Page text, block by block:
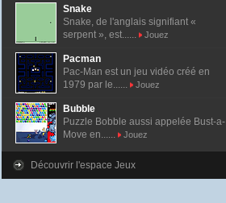
Snake
Snake, de l'anglais signifiant «
serpent », est......
Jouez
Pacman
Pac-Man est un jeu vidéo créé en
1979 par le......
Jouez
Bubble
Puzzle Bobble aussi appelée Bust-a-
Move en......
Jouez
Découvrir l'espace Jeux